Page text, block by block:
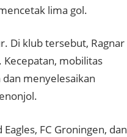
lima gol.
Di klub tersebut, Ragnar
mobilitas
menyelesaikan
FC Groningen, dan